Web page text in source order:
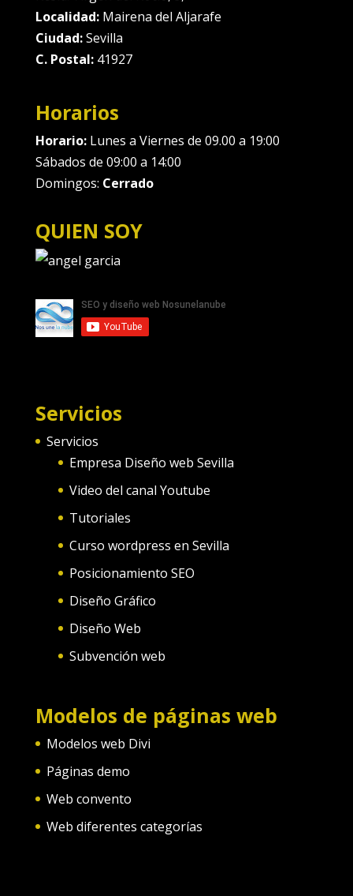
Localidad:Mairena del Aljarafe
Ciudad:Sevilla
C. Postal:41927
Horarios
Horario:Lunes a Viernes de 09.00 a 19:00
Sábados de 09:00 a 14:00
Domingos: Cerrado
QUIEN SOY
Servicios
Servicios
Empresa Diseño web Sevilla
Video del canal Youtube
Tutoriales
Curso wordpress en Sevilla
Posicionamiento SEO
Diseño Gráfico
Diseño Web
Subvención web
Modelos de páginas web
Modelos web Divi
Páginas demo
Web convento
Web diferentes categorías